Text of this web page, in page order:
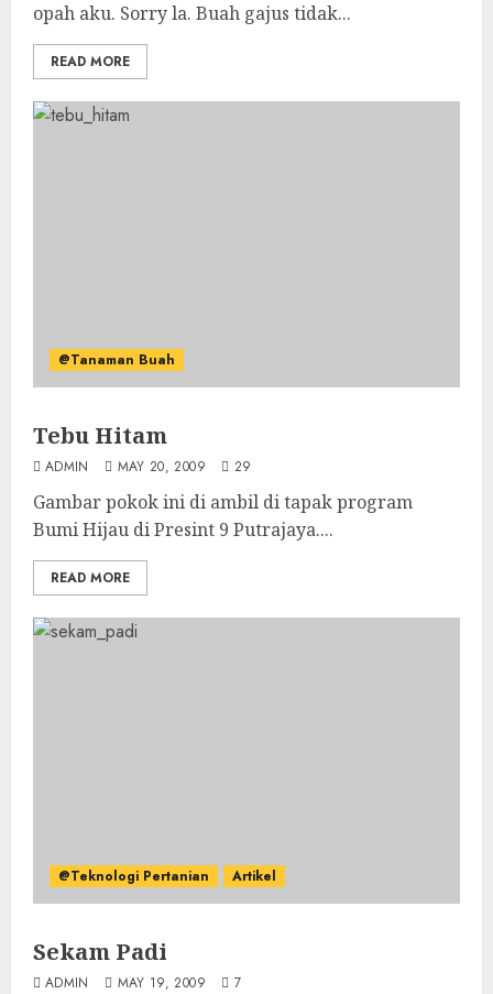
opah aku. Sorry la. Buah gajus tidak...
READ MORE
@Tanaman Buah
Tebu Hitam
ADMIN MAY 20, 2009 29
Gambar pokok ini di ambil di tapak program
Bumi Hijau di Presint 9 Putrajaya....
READ MORE
@Teknologi Pertanian Artikel
Sekam Padi
ADMIN MAY 19, 2009 7